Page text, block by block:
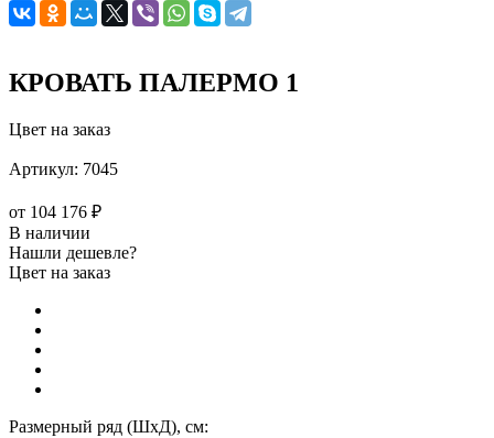
КРОВАТЬ ПАЛЕРМО 1
Цвет на заказ
Артикул: 7045
от 104 176 ₽
В наличии
Нашли дешевле?
Цвет на заказ
Размерный ряд (ШхД), см: